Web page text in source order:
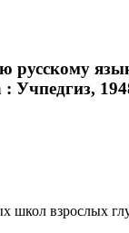
русскому
Учпедгиз,
школ взрослых